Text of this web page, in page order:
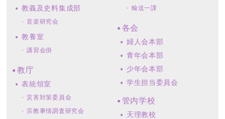
教義及史料集成部
音楽研究会
教養室
講習会掛
教庁
表統領室
災害対策委員会
宗教事情調査研究会
輸送一課
各会
婦人会本部
青年会本部
少年会本部
学生担当委員会
管内学校
天理教校